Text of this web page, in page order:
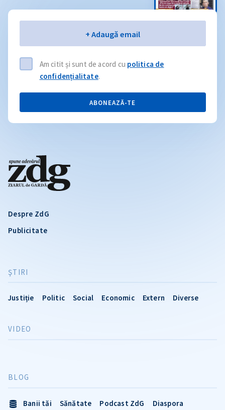
Despre ZdG
Publicitate
ŞTIRI
Justiție Politic Social Economic Extern Diverse
VIDEO
BLOG
Banii tăi Sănătate Podcast ZdG
Diaspora
+ Adaugă email
Am citit și sunt de acord cu politica de
confidențialitate.
ABONEAZĂ-TE